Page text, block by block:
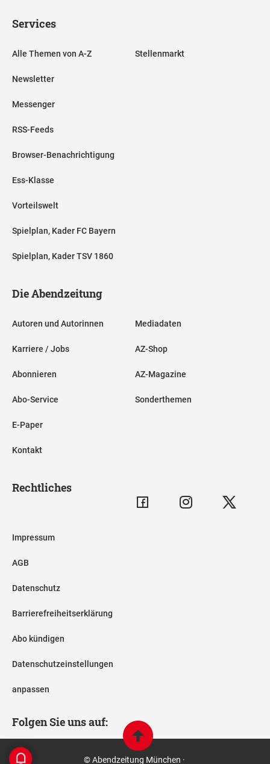
Services
Alle Themen von A-Z
Newsletter
Messenger
RSS-Feeds
Browser-Benachrichtigung
Ess-Klasse
Vorteilswelt
Spielplan, Kader FC Bayern
Spielplan, Kader TSV 1860
Stellenmarkt
Die Abendzeitung
Autoren und Autorinnen
Karriere / Jobs
Abonnieren
Abo-Service
E-Paper
Kontakt
Mediadaten
AZ-Shop
AZ-Magazine
Sonderthemen
Rechtliches
Impressum
AGB
Datenschutz
Barrierefreiheitserklärung
Abo kündigen
Datenschutzeinstellungen
anpassen
Folgen Sie uns auf:
© Abendzeitung München ·